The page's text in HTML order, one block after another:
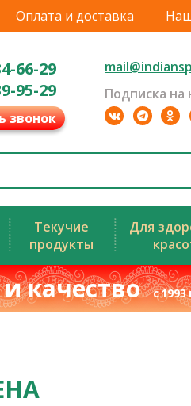
Оплата и доставка
66-29
95-29
звонок
Подписка на
Текучие
продукты
Для
и качествос 1993